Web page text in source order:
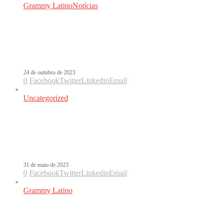
Grammy LatinoNotícias
24 de outubro de 2023
0 FacebookTwitterLinkedinEmail
Uncategorized
31 de maio de 2023
0 FacebookTwitterLinkedinEmail
Grammy Latino